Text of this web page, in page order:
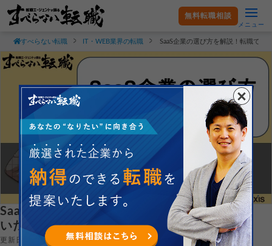
無料転職相談
メニュー
すべらない転職 IT・WEB業界の転職 SaaS企業の選び方を解説！転職で失
SaaS企業の選び方を解説！転職で失敗しな
いためのコツも紹介
更新日：2025.02.17